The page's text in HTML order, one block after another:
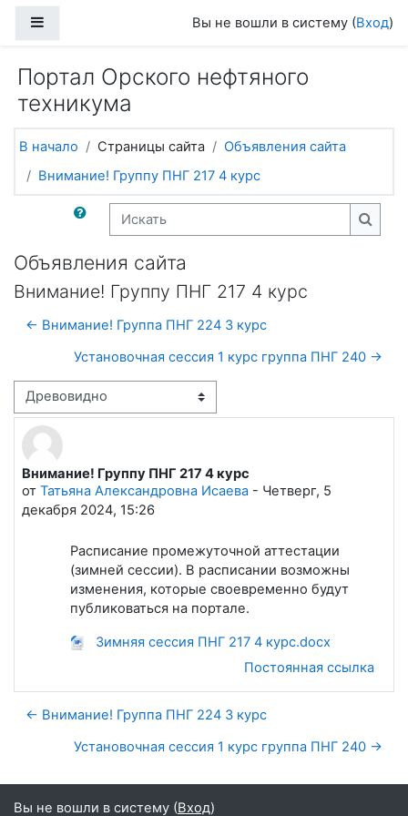
Вы не вошли в систему (Вход)
Портал Орского нефтяного
техникума
В начало Страницы сайта
Объявления сайта
Внимание! Группу ПНГ 217 4 курс
Искать
Объявления сайта
Внимание! Группу ПНГ 217 4 курс
← Внимание! Группа ПНГ 224 3 курс
Установочная сессия 1 курс группа ПНГ 240 →
Режим отображения
Внимание! Группу ПНГ 217 4 курс
от Татьяна Александровна Исаева - Четверг, 5
декабря 2024, 15:26
Количество ответов: 0
Расписание промежуточной аттестации
(зимней сессии). В расписании возможны
изменения, которые своевременно будут
публиковаться на портале.
Зимняя сессия ПНГ 217 4 курс.docx
Постоянная ссылка
← Внимание! Группа ПНГ 224 3 курс
Установочная сессия 1 курс группа ПНГ 240 →
Вы не вошли в систему (Вход)